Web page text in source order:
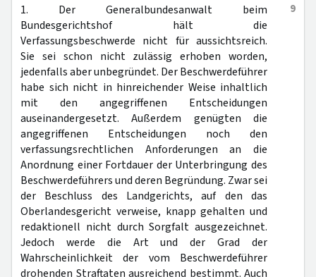
9
1. Der Generalbundesanwalt beim
Bundesgerichtshof hält die
Verfassungsbeschwerde nicht für aussichtsreich.
Sie sei schon nicht zulässig erhoben worden,
jedenfalls aber unbegründet. Der Beschwerdeführer
habe sich nicht in hinreichender Weise inhaltlich
mit den angegriffenen Entscheidungen
auseinandergesetzt. Außerdem genügten die
angegriffenen Entscheidungen noch den
verfassungsrechtlichen Anforderungen an die
Anordnung einer Fortdauer der Unterbringung des
Beschwerdeführers und deren Begründung. Zwar sei
der Beschluss des Landgerichts, auf den das
Oberlandesgericht verweise, knapp gehalten und
redaktionell nicht durch Sorgfalt ausgezeichnet.
Jedoch werde die Art und der Grad der
Wahrscheinlichkeit der vom Beschwerdeführer
drohenden Straftaten ausreichend bestimmt. Auch